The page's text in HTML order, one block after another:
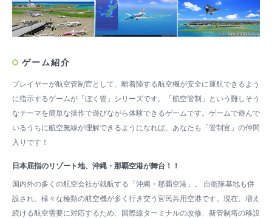
ゲーム紹介
プレイヤーが航空管制官として、離着陸する航空機が安全に運航できるよう
に指示するゲームが「ぼく管」シリーズです。「航空管制」という難しそう
なテーマを簡単な操作で遊びながら体験できるゲームです。ゲームで遊んで
いるうちに航空無線が理解できるようになれば、あなたも「管制官」の仲間
入りです！
日本屈指のリゾート地、沖縄・那覇空港が舞台！！
国内外の多くの航空会社が就航する「沖縄・那覇空港」。 自衛隊基地も併
設され、様々な種類の航空機が多く行き交う官民共用空港です。現在、増え
続ける航空需要に対応するため、国際線ターミナルの改修、新管制塔の移設